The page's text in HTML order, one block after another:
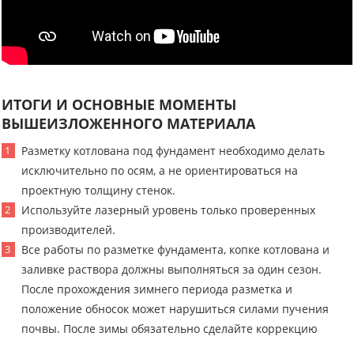
ИТОГИ И ОСНОВНЫЕ МОМЕНТЫ
ВЫШЕИЗЛОЖЕННОГО МАТЕРИАЛА
Разметку котлована под фундамент необходимо делать
исключительно по осям, а не ориентироваться на
проектную толщину стенок.
Используйте лазерный уровень только проверенных
производителей.
Все работы по разметке фундамента, копке котлована и
заливке раствора должны выполняться за один сезон.
После прохождения зимнего периода разметка и
положение обносок может нарушиться силами пучения
почвы. После зимы обязательно сделайте коррекцию